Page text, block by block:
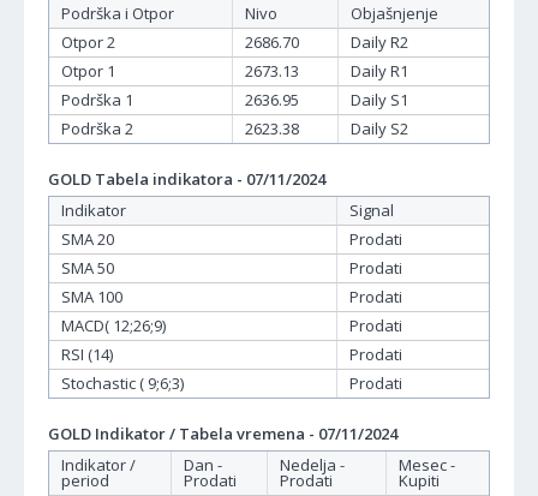
Podrška i Otpor
Nivo
Objašnjenje
Otpor 2
2686.70
Daily R2
Otpor 1
2673.13
Daily R1
Podrška 1
2636.95
Daily S1
Podrška 2
2623.38 Daily S2
GOLD Tabela indikatora - 07/11/2024
Indikator
Signal
SMA 20
Prodati
SMA 50
Prodati
SMA 100
Prodati
MACD( 12;26;9)
Prodati
RSI (14)
Prodati
Stochastic ( 9;6;3)
Prodati
GOLD Indikator / Tabela vremena - 07/11/2024
Indikator /
period
Dan -
Prodati
Nedelja -
Prodati
Mesec -
Kupiti